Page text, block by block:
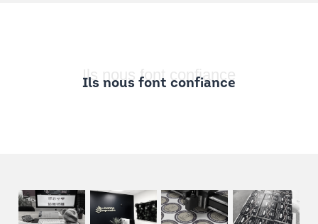
Ils nous font confiance
Ils nous font confiance